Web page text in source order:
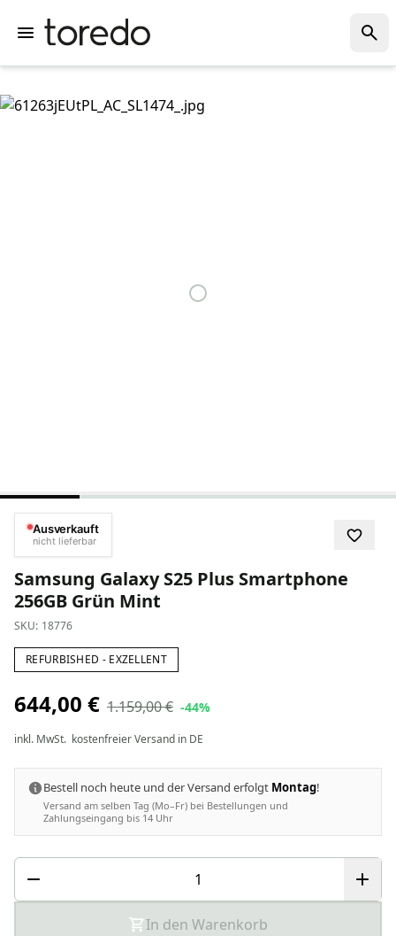
Ausverkauft
nicht lieferbar
Samsung Galaxy S25 Plus Smartphone
256GB Grün Mint
SKU: 18776
REFURBISHED - EXZELLENT
644,00 € 1.159,00 € -44%
inkl. MwSt. kostenfreier Versand in DE
Bestell noch heute und der Versand erfolgt Montag!
Versand am selben Tag (Mo–Fr) bei Bestellungen und
Zahlungseingang bis 14 Uhr
In den Warenkorb